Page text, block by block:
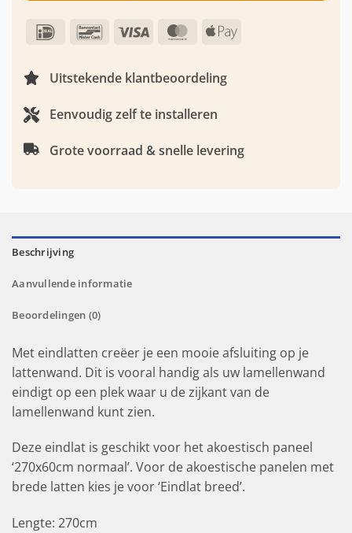
IDeal Bancontact
Visa MasterCard
Apple
Uitstekende klantbeoordeling
Eenvoudig zelf te installeren
Grote voorraad & snelle levering
Beschrijving
Aanvullende informatie
Beoordelingen (0)
Met eindlatten creëer je een mooie afsluiting op je
lattenwand. Dit is vooral handig als uw lamellenwand
eindigt op een plek waar u de zijkant van de
lamellenwand kunt zien.
Deze eindlat is geschikt voor het akoestisch paneel
‘270x60cm normaal’. Voor de akoestische panelen met
brede latten kies je voor ‘Eindlat breed’.
Lengte: 270cm